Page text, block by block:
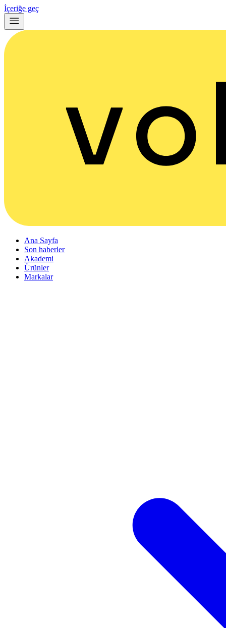
İçeriğe geç
Ana Sayfa
Son haberler
Akademi
Ürünler
Markalar